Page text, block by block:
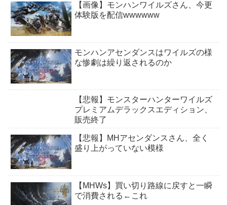
【画像】モンハンワイルズさん、今更
体験版を配信wwwwww
モンハンアセンダンスはワイルズの様
な惨劇は繰り返されるのか
【悲報】モンスターハンターワイルズ
プレミアムデラックスエディション、
販売終了
【悲報】MHアセンダンスさん、全く
盛り上がっていない模様
【MHWs】買い切り路線に戻すと一瞬
で消費される←これ